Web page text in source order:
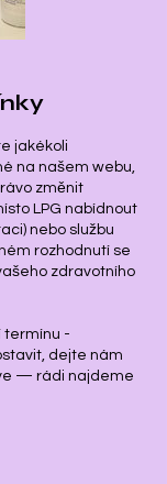
jakékoli
na našem webu,
změnit
LPG nabídnout
nebo službu
rozhodnutí se
zdravotního
termínu -
dejte nám
— rádi najdeme